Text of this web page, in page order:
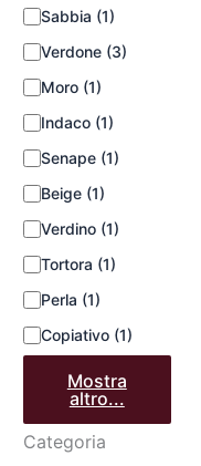
Sabbia (1)
Verdone (3)
Moro (1)
Indaco (1)
Senape (1)
Beige (1)
Verdino (1)
Tortora (1)
Perla (1)
Copiativo (1)
Mostra
altro...
Categoria